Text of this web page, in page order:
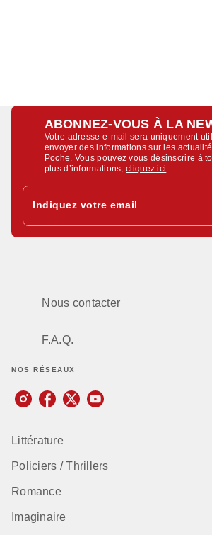
ABONNEZ-VOUS À LA
Votre adresse e-mail sera uniquement
envoyer des informations sur les
Poche. Vous pouvez vous désinscrire à
plus d’informations,cliquez ici
Indiquez votre email
Nous contacter
F.A.Q.
NOS RÉSEAUX
Littérature
Policiers / Thrillers
Romance
Imaginaire